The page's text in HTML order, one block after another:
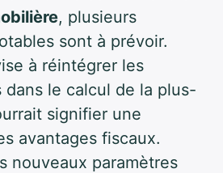
, plusieurs
sont à prévoir.
à réintégrer les
dans le calcul de la plus-
signifier une
avantages fiscaux.
nouveaux paramètres